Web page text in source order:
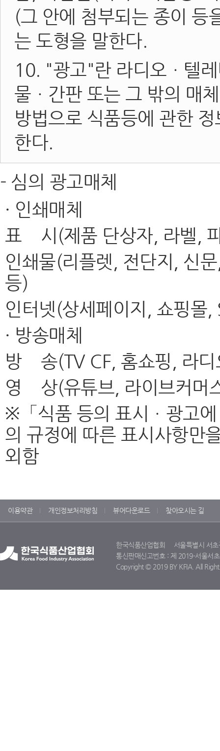
(그 안에 첨부되는 종이 등
는 도형을 말한다.
10. "광고"란 라디오ㆍ텔
물ㆍ간판 또는 그 밖의 매
방법으로 식품등에 관한
한다.
- 심의 광고매체
· 인쇄매체
표 시(제품 단상자, 라벨,
인쇄물(리플렛, 전단지, 신
등)
인터넷(상세페이지, 쇼핑몰
· 방송매체
방 송(TV CF, 홈쇼핑, 라디
영 상(유튜브, 라이브커머
※「식품 등의 표시ㆍ광고
의 규정에 따른 표시사항만
외함
이용약관 개인정보처리방침 뷰어다운로드 찾아오시는 길
한국식품산업협회 서울특별시 서
통신판매신고번호 : 제 2019-서울
Copyright © 2019 BY KFIA. All